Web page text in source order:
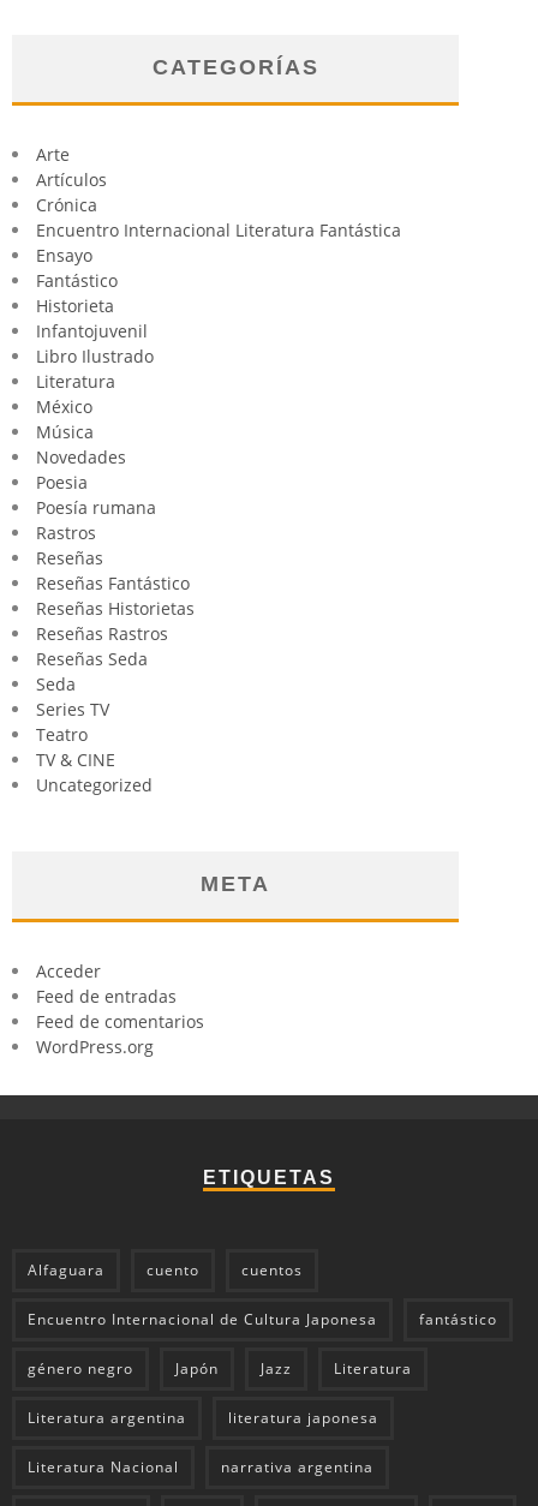
CATEGORÍAS
Arte
Artículos
Crónica
Encuentro Internacional Literatura Fantástica
Ensayo
Fantástico
Historieta
Infantojuvenil
Libro Ilustrado
Literatura
México
Música
Novedades
Poesia
Poesía rumana
Rastros
Reseñas
Reseñas Fantástico
Reseñas Historietas
Reseñas Rastros
Reseñas Seda
Seda
Series TV
Teatro
TV & CINE
Uncategorized
META
Acceder
Feed de entradas
Feed de comentarios
WordPress.org
ETIQUETAS
Alfaguara cuento cuentos
Encuentro Internacional de Cultura Japonesa fantástico
género negro Japón Jazz Literatura
Literatura argentina literatura japonesa
Literatura Nacional narrativa argentina